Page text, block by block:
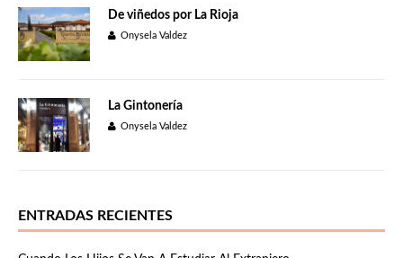
De viñedos por La Rioja
Onysela Valdez
La Gintonería
Onysela Valdez
ENTRADAS RECIENTES